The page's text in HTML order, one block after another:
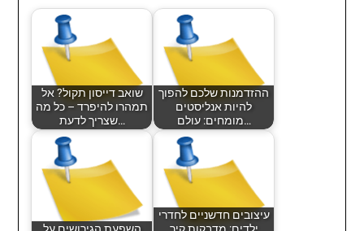
שואב דייסון תקול? אל
תמהרו להיפרד – כל מה
שצריך לדעת…
ההזדמנות שלכם להפוך
להיות אנליסטים
מומחים: עולם…
עיצובים חדשניים לחדרי